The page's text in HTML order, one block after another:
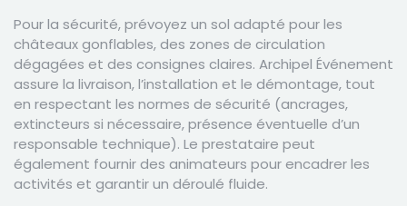
Pour la sécurité, prévoyez un sol adapté pour les
châteaux gonflables, des zones de circulation
dégagées et des consignes claires. Archipel Événement
assure la livraison, l’installation et le démontage, tout
en respectant les normes de sécurité (ancrages,
extincteurs si nécessaire, présence éventuelle d’un
responsable technique). Le prestataire peut
également fournir des animateurs pour encadrer les
activités et garantir un déroulé fluide.